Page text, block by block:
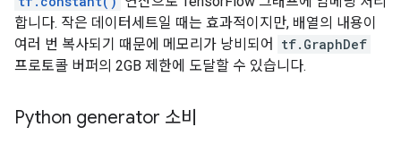
합니다. 작은 데이터세트일 때는 효과적이지만, 배열의 내용이
여러 번 복사되기 때문에 메모리가 낭비되어
tf.GraphDef
프로토콜 버퍼의 2GB 제한에 도달할 수 있습니다.
Python generator 소비